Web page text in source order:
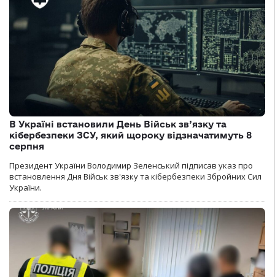
В Україні встановили День Військ зв’язку та
кібербезпеки ЗСУ, який щороку відзначатимуть 8
серпня
Президент України Володимир Зеленський підписав указ про
встановлення Дня Військ зв'язку та кібербезпеки Збройних Сил
України.